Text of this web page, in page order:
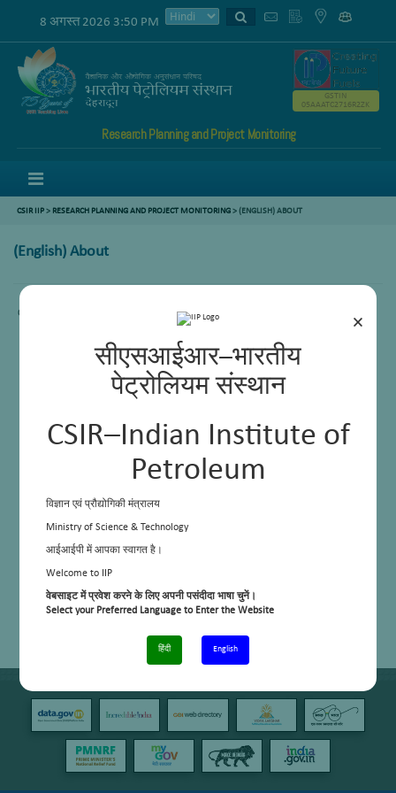
×
सीएसआईआर–भारतीय
पेट्रोलियम संस्थान
CSIR–Indian Institute of
Petroleum
विज्ञान एवं प्रौद्योगिकी मंत्रालय
Ministry of Science & Technology
आईआईपी में आपका स्वागत है।
Welcome to IIP
वेबसाइट में प्रवेश करने के लिए अपनी पसंदीदा भाषा चुनें।
Select your Preferred Language to Enter the Website
हिंदी English
8 अगस्त 2026 3:50 PM
Research Planning and Project Monitoring
GSTIN
05AAATC2716R2ZK
CSIR IIP> RESEARCH PLANNING AND PROJECT MONITORING> (ENGLISH) ABOUT
(English) About
Content not available.